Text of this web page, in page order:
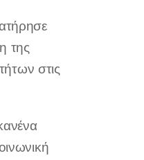
της
στις